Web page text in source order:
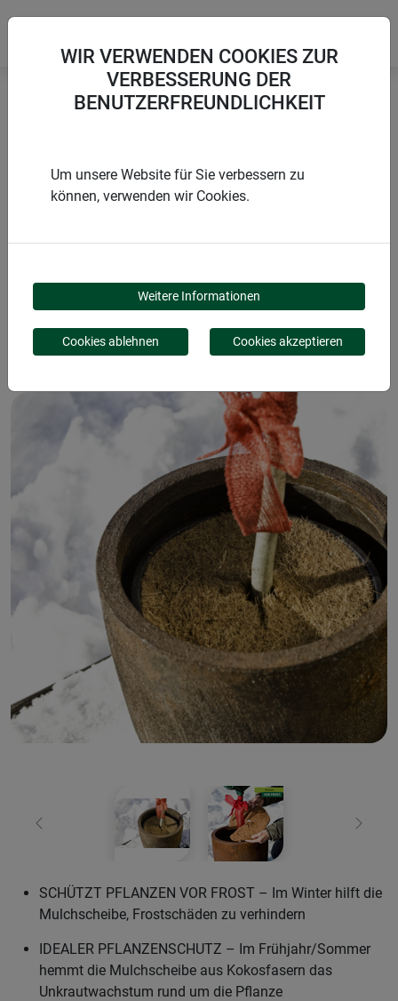
PRODUKTE
MULCHSCHEIBE
COCODISC
Zurück Weiter
SCHÜTZT PFLANZEN VOR FROST – Im Winter hilft die
Mulchscheibe, Frostschäden zu verhindern
IDEALER PFLANZENSCHUTZ – Im Frühjahr/Sommer
hemmt die Mulchscheibe aus Kokosfasern das
Unkrautwachstum rund um die Pflanze
WIR VERWENDEN COOKIES ZUR
VERBESSERUNG DER
BENUTZERFREUNDLICHKEIT
Um unsere Website für Sie verbessern zu
können, verwenden wir Cookies.
Weitere Informationen
Cookies ablehnen Cookies akzeptieren